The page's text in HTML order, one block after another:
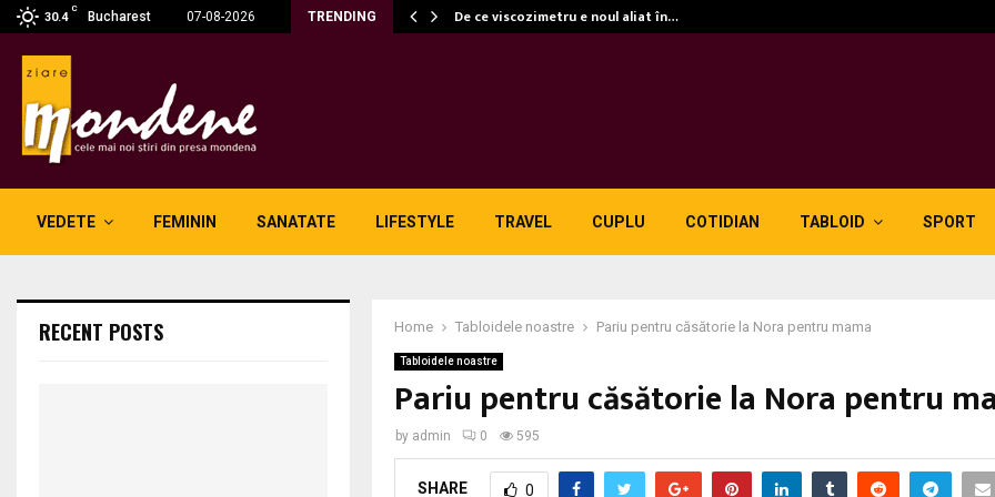
30.4
C
Bucharest 07-08-2026 TRENDING
fum: unde se potrivesc… De ce viscozimetru e noul aliat în…
VEDETE FEMININ SANATATE LIFESTYLE TRAVEL CUPLU COTIDIAN TABLOID SPORT
Home Tabloidele noastre Pariu pentru căsătorie la Nora pentru mama
Tabloidele noastre
Pariu pentru căsătorie la Nora pentru
by admin 0 595
SHARE 0
RECENT POSTS